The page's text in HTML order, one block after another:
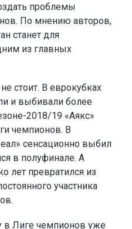
проблемы
По мнению авторов,
станет для
из главных
стоит. В еврокубках
и выбивали более
2018/19 «Аякс»
чемпионов. В
сенсационно выбил
в полуфинале. А
лет превратился из
участника
в Лиге чемпионов уже